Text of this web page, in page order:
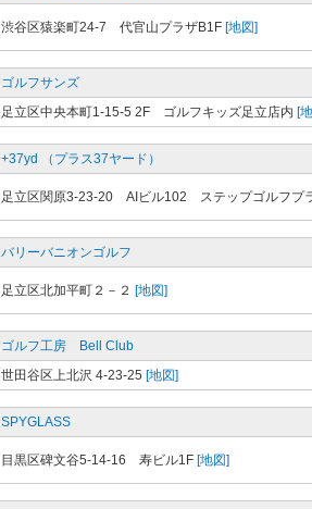
渋谷区猿楽町24-7 代官山プラザB1F [地図]
ゴルフサンズ
足立区中央本町1-15-5 2F ゴルフキッズ足立店内 [
+37yd （プラス37ヤード）
足立区関原3-23-20 AIビル102 ステップゴルフプ
バリーバニオンゴルフ
足立区北加平町２－２ [地図]
ゴルフ工房 Bell Club
世田谷区上北沢 4-23-25 [地図]
SPYGLASS
目黒区碑文谷5-14-16 寿ビル1F [地図]